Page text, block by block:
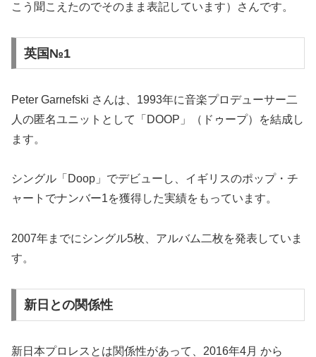
こう聞こえたのでそのまま表記しています）さんです。
英国№1
Peter Garnefski さんは、1993年に音楽プロデューサー二
人の匿名ユニットとして「DOOP」（ドゥープ）を結成し
ます。
シングル「Doop」でデビューし、イギリスのポップ・チ
ャートでナンバー1を獲得した実績をもっています。
2007年までにシングル5枚、アルバム二枚を発表していま
す。
新日との関係性
新日本プロレスとは関係性があって、2016年4月 から